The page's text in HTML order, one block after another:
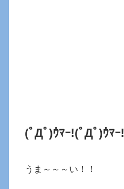
(ﾟДﾟ)ｳﾏｰ!(ﾟДﾟ)ｳﾏｰ!
うま～～～い！！